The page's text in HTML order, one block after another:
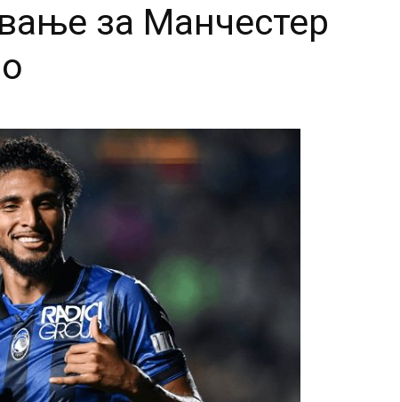
за Манчестер